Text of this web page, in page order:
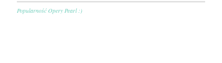
Popularność Opery Pearl :)